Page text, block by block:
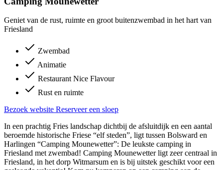
Geniet van de rust, ruimte en groot buitenzwembad in het hart van
Friesland
Zwembad
Animatie
Restaurant Nice Flavour
Rust en ruimte
Bezoek website Reserveer een sloep
In een prachtig Fries landschap dichtbij de afsluitdijk en een aantal
beroemde historische Friese “elf steden”, ligt tussen Bolsward en
Harlingen “Camping Mounewetter”: De leukste camping in
Friesland met zwembad! Camping Mounewetter ligt zeer centraal in
Friesland, in het dorp Witmarsum en is bij uitstek geschikt voor een